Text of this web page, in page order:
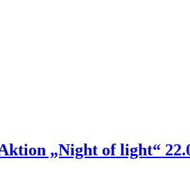
„Night of light“